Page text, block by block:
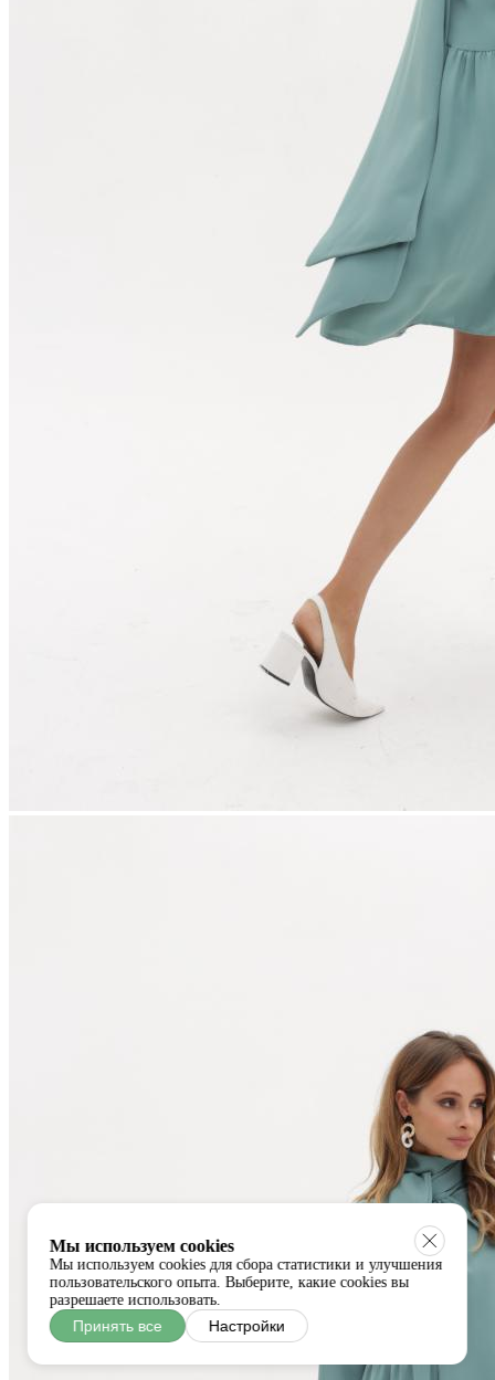
Мы используем cookies
Мы используем cookies для сбора статистики и улучшения
пользовательского опыта. Выберите, какие cookies вы
разрешаете использовать.
Принять все Настройки